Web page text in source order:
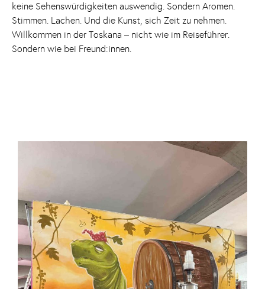
keine Sehenswürdigkeiten auswendig. Sondern Aromen.
Stimmen. Lachen. Und die Kunst, sich Zeit zu nehmen.
Willkommen in der Toskana – nicht wie im Reiseführer.
Sondern wie bei Freund:innen.